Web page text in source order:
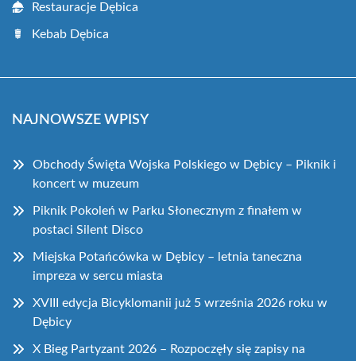
Restauracje Dębica
Kebab Dębica
NAJNOWSZE WPISY
Obchody Święta Wojska Polskiego w Dębicy – Piknik i
koncert w muzeum
Piknik Pokoleń w Parku Słonecznym z finałem w
postaci Silent Disco
Miejska Potańcówka w Dębicy – letnia taneczna
impreza w sercu miasta
XVIII edycja Bicyklomanii już 5 września 2026 roku w
Dębicy
X Bieg Partyzant 2026 – Rozpoczęły się zapisy na